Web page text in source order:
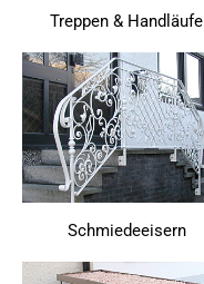
Treppen & Handläufe
Schmiedeeisern